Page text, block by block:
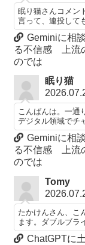
眠り猫さんコメン
言って、連投して
Geminiに相
る不信感 上流
のでは
眠り猫
こんばんは。一通
デジタル領域でチ
Geminiに相
る不信感 上流
のでは
Tomy
たかけんさん、こ
ます。ダブルブラ
ChatGPTに